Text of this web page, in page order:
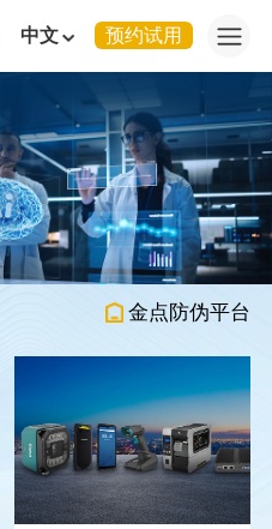
中文 预约试用
金点防伪平台